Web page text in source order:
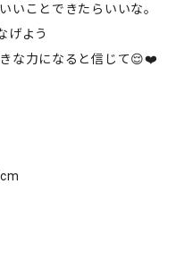
いことできたらいいな。
げよう
な力になると信じて😌❤️